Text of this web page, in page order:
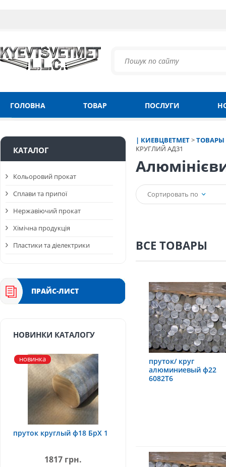
ГОЛОВНА ТОВАР ПОСЛУГИ
| КИЕВЦВЕТМЕТ>ТОВАРЫ
КРУГЛИЙ АД31
Сортировать по
ВСЕ ТОВАРЫ
пруток/ круг
алюминиевый ф22
6082Т6
КАТАЛОГ
Кольоровий прокат
Сплави та припої
Нержавіючий прокат
Хімічна продукція
Пластики та діелектрики
ПРАЙС-ЛИСТ
НОВИНКИ КАТАЛОГУ
новинка
пруток круглый ф18 БрХ 1
1817 грн.